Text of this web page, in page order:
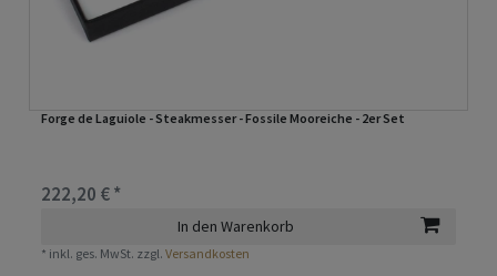
Forge de Laguiole - Steakmesser - Fossile Mooreiche - 2er Set
222,20 € *
In den Warenkorb
* inkl. ges. MwSt. zzgl.Versandkosten